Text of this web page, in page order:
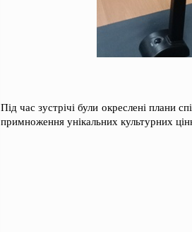
Під час зустрічі були окреслені плани
примноження унікальних культурних